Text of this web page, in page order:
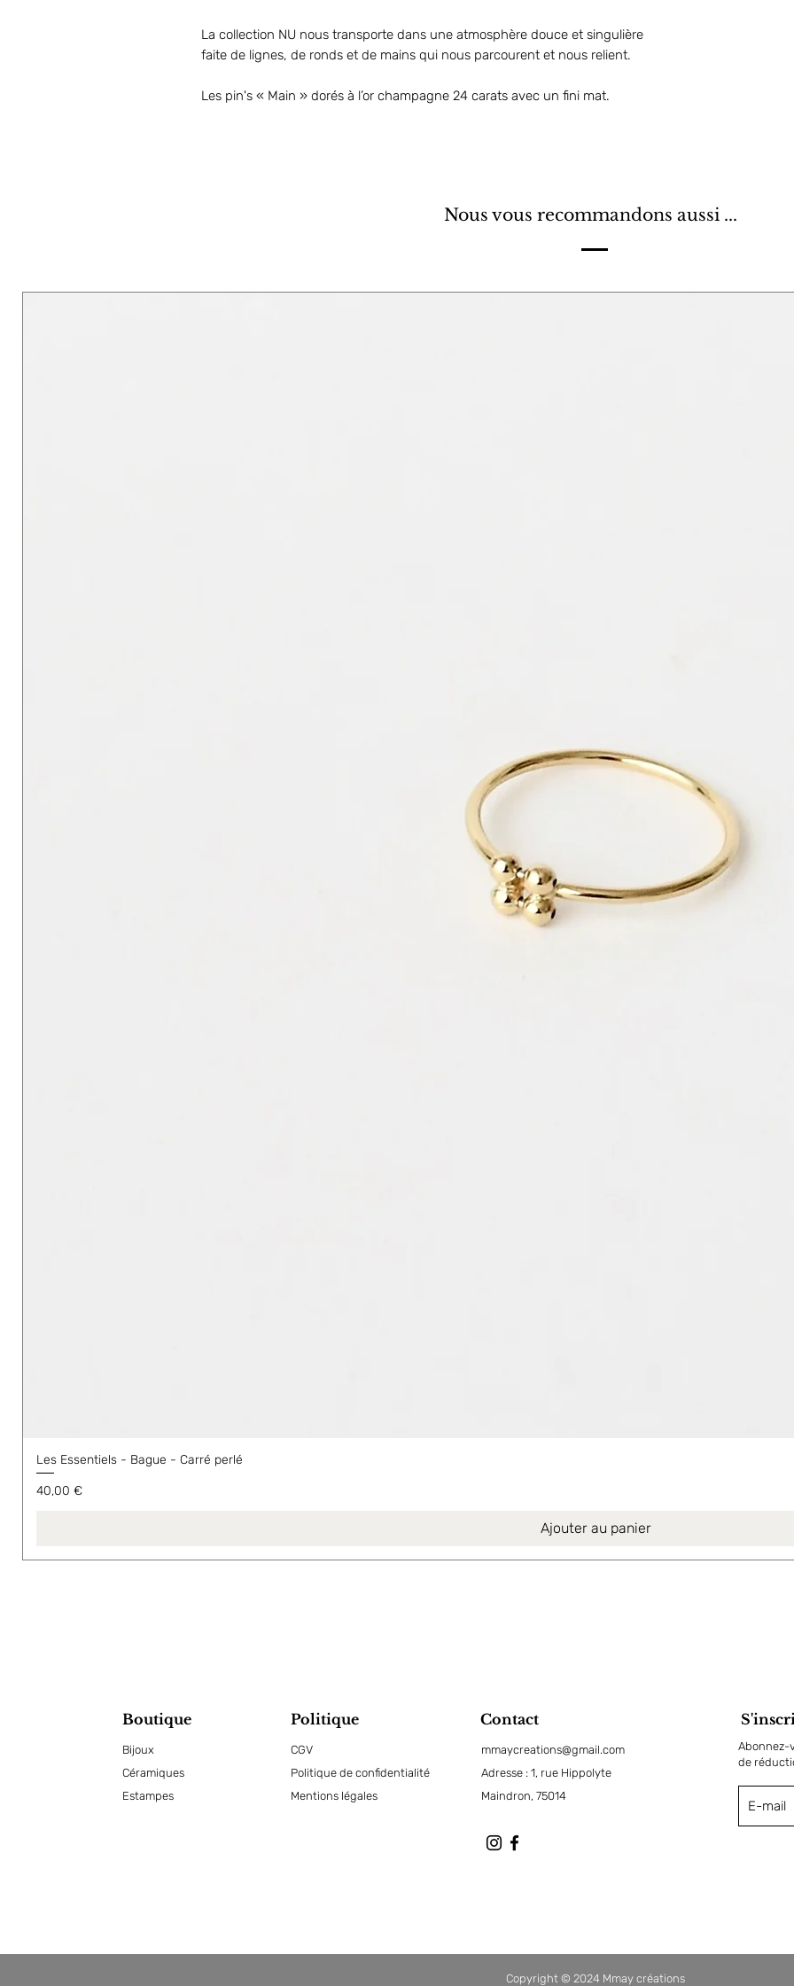
La collection NU nous transporte dans une atmosphère douce et singulière
faite de lignes, de ronds et de mains qui nous parcourent et nous relient.
Les pin's « Main » dorés à l’or champagne 24 carats avec un fini mat.
Nous vous recommandons aussi ...
Les Essentiels - Bague - Carré perlé
Prix
40,00 €
Ajouter au panier
Boutique
Bijoux
Céramiques
Estampes
Politique
CGV
Politique de confidentialité
Mentions légales
Contact
mmaycreations@gmail.com
Adresse : 1, rue Hippolyte
Maindron, 75014
Abonnez-
de
Copyright © 2024 Mmay créations